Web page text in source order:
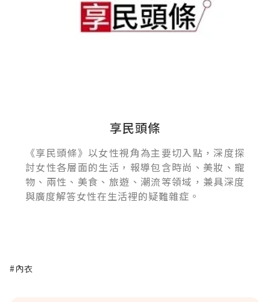
享民頭條
《享民頭條》以女性視角為主要切入點，深度探
討女性各層面的生活，報導包含時尚、美妝、寵
物、兩性、美食、旅遊、潮流等領域，兼具深度
與廣度解答女性在生活裡的疑難雜症。
#內衣